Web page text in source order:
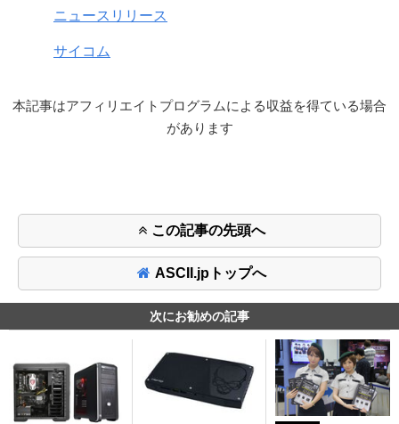
ニュースリリース
サイコム
本記事はアフィリエイトプログラムによる収益を得ている場合
があります
この記事の先頭へ
ASCII.jpトップへ
次にお勧めの記事